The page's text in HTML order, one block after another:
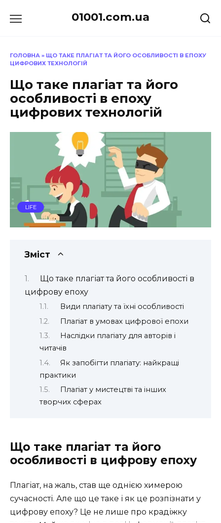
до
01001.com.ua
ГОЛОВНА » ЩО ТАКЕ ПЛАГІАТ ТА ЙОГО ОСОБЛИВОСТІ В ЕПОХУ
ЦИФРОВИХ ТЕХНОЛОГІЙ
Що таке плагіат та його
особливості в епоху
цифрових технологій
LIFE
Зміст
Що таке плагіат та його особливості в
цифрову епоху
Види плагіату та їхні особливості
Плагіат в умовах цифрової епохи
Наслідки плагіату для авторів і
читачів
Як запобігти плагіату: найкращі
практики
Плагіат у мистецтві та інших
творчих сферах
Що таке плагіат та його
особливості в цифрову епоху
Плагіат, на жаль, став ще однією химерою
сучасності. Але що це таке і як це розпізнати у
цифрову епоху? Це не лише про крадіжку